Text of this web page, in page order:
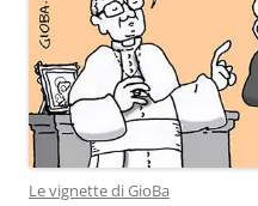
Le vignette di GioBa